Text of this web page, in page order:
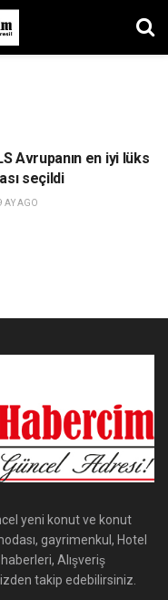
Avrupanın en iyi lüks
seçildi
AY AGO
yeni konut ve konut
gayrimenkul, Hotel
Alışveriş
takip edebilirsiniz.